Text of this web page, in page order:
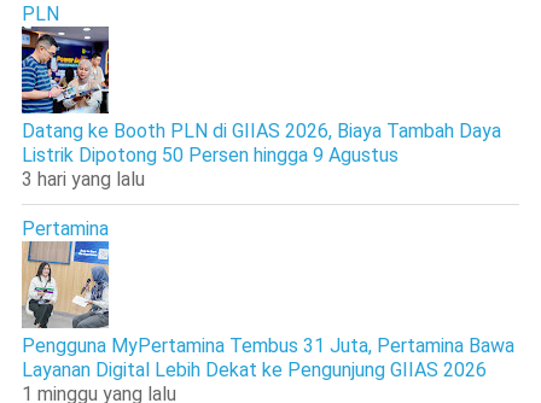
PLN
Datang ke Booth PLN di GIIAS 2026, Biaya Tambah Daya
Listrik Dipotong 50 Persen hingga 9 Agustus
3 hari yang lalu
Pertamina
Pengguna MyPertamina Tembus 31 Juta, Pertamina Bawa
Layanan Digital Lebih Dekat ke Pengunjung GIIAS 2026
1 minggu yang lalu